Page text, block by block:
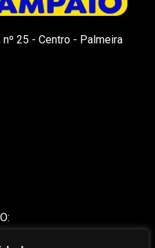
25 - Centro - Palmeira